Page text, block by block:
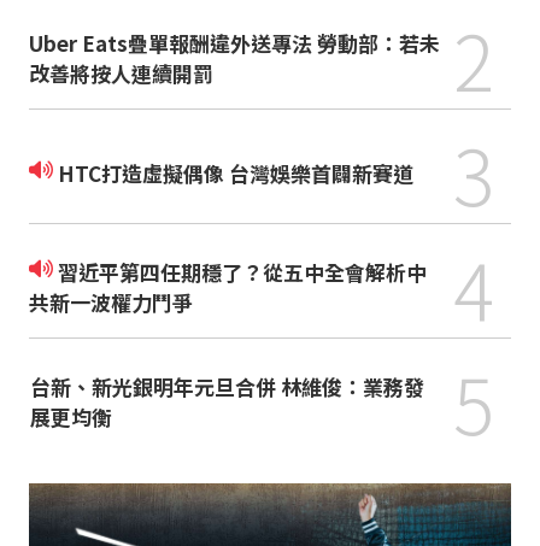
Uber Eats疊單報酬違外送專法 勞動部：若未
改善將按人連續開罰
2
HTC打造虛擬偶像 台灣娛樂首闢新賽道 3
習近平第四任期穩了？從五中全會解析中
共新一波權力鬥爭
4
台新、新光銀明年元旦合併 林維俊：業務發
展更均衡
5